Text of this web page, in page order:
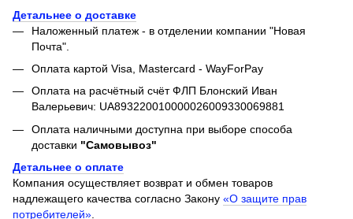
Детальнее о доставке
Наложенный платеж - в отделении компании "Новая
Почта".
Оплата картой Visa, Mastercard - WayForPay
Оплата на расчётный счёт ФЛП Блонский Иван
Валерьевич: UA893220010000026009330069881
Оплата наличными доступна при выборе способа
доставки "Самовывоз"
Детальнее о оплате
Компания осуществляет возврат и обмен товаров
надлежащего качества согласно Закону «О защите прав
потребителей».